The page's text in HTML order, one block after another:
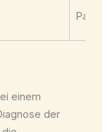
einem
der